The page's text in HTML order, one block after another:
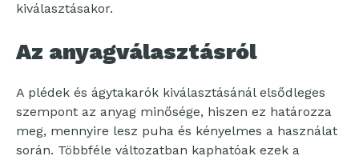
kiválasztásakor.
Az anyagválasztásról
A plédek és ágytakarók kiválasztásánál elsődleges
szempont az anyag minősége, hiszen ez határozza
meg, mennyire lesz puha és kényelmes a használat
során. Többféle változatban kaphatóak ezek a